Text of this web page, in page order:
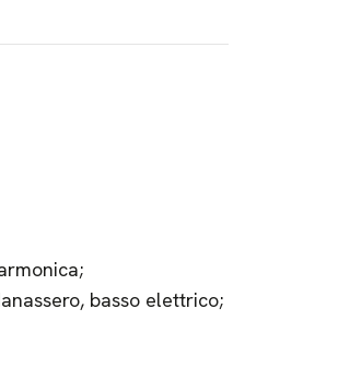
basso elettrico;